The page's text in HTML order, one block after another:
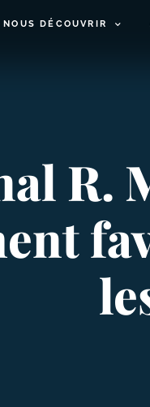
NOUS DÉCOUVRIR
R.